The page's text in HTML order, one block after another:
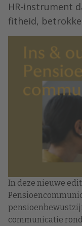
HR-instrument
fitheid,
In deze nieuwe
communicatie